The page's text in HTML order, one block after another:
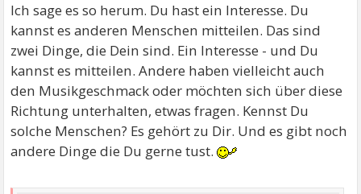
Ich sage es so herum. Du hast ein Interesse. Du
kannst es anderen Menschen mitteilen. Das sind
zwei Dinge, die Dein sind. Ein Interesse - und Du
kannst es mitteilen. Andere haben vielleicht auch
den Musikgeschmack oder möchten sich über diese
Richtung unterhalten, etwas fragen. Kennst Du
solche Menschen? Es gehört zu Dir. Und es gibt noch
andere Dinge die Du gerne tust.